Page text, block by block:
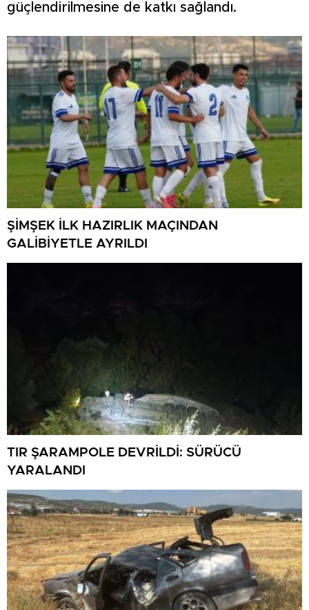
güçlendirilmesine de katkı sağlandı.
ŞİMŞEK İLK HAZIRLIK MAÇINDAN
GALİBİYETLE AYRILDI
TIR ŞARAMPOLE DEVRİLDİ: SÜRÜCÜ
YARALANDI